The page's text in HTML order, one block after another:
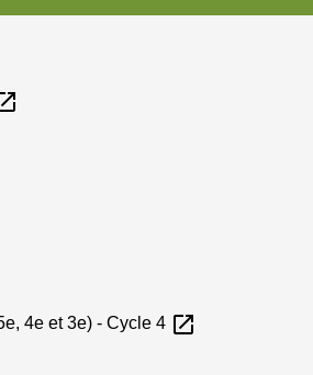
4e et 3e) - Cycle 4 open_in_new